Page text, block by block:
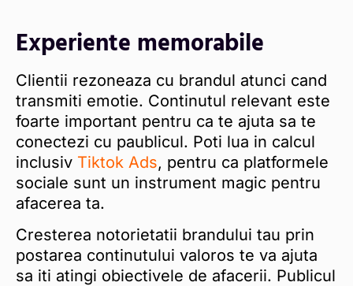
Experiente memorabile
Clientii rezoneaza cu brandul atunci cand
transmiti emotie. Continutul relevant este
foarte important pentru ca te ajuta sa te
conectezi cu paublicul. Poti lua in calcul
inclusiv Tiktok Ads, pentru ca platformele
sociale sunt un instrument magic pentru
afacerea ta.
Cresterea notorietatii brandului tau prin
postarea continutului valoros te va ajuta
sa iti atingi obiectivele de afacerii. Publicul